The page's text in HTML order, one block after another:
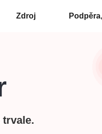
Zdroj
trvale.